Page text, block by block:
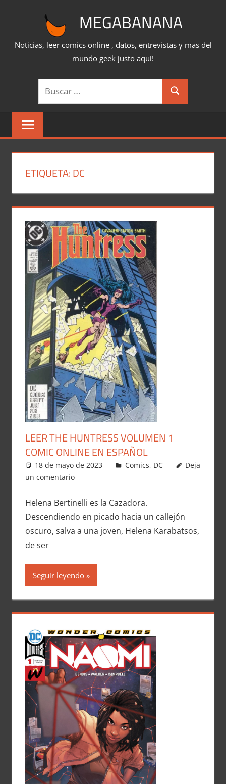
MEGABANANA
Noticias, leer comics online , datos, entrevistas y mas del
mundo geek justo aqui!
Buscar:
Buscar
ETIQUETA:DC
LEER THE HUNTRESS VOLUMEN 1
COMIC ONLINE EN ESPAÑOL
18 de mayo de 2023 Carlitox Banana
Comics, DC
Deja
un comentario
Helena Bertinelli es la Cazadora.
Descendiendo en picado hacia un callejón
oscuro, salva a una joven, Helena Karabatsos,
de ser
Seguir leyendo